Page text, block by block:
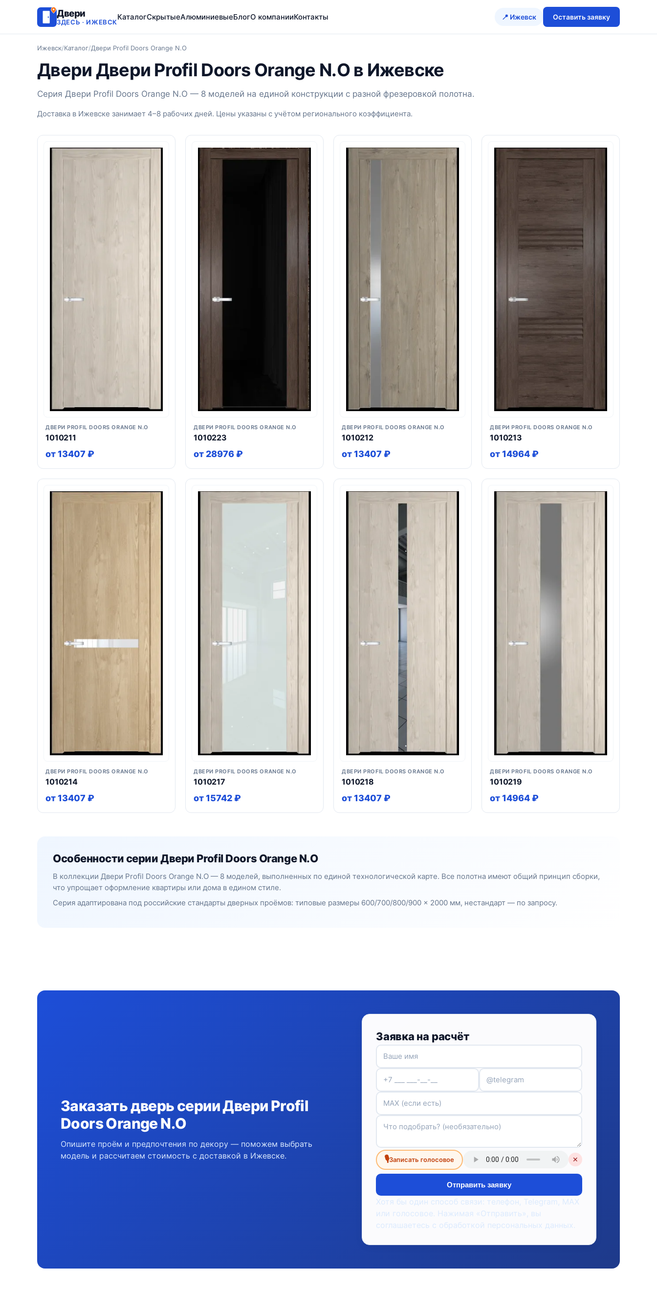
Двери
ЗДЕСЬ · ИЖЕВСК
КаталогСкрытыеАлюминиевыеБлогО компанииКонтакты 📍 Ижевск Оставить заявку
Ижевск/Каталог/Двери Profil Doors Orange N.O
Двери Двери Profil Doors Orange N.O в Ижевске
Серия Двери Profil Doors Orange N.O — 8 моделей на единой конструкции с разной фрезеровкой полотна.
Доставка в Ижевске занимает 4–8 рабочих дней. Цены указаны с учётом регионального коэффициента.
ДВЕРИ PROFIL DOORS ORANGE N.O
1010211
от 13407 ₽
ДВЕРИ PROFIL DOORS ORANGE N.O
1010223
от 28976 ₽
ДВЕРИ PROFIL DOORS ORANGE N.O
1010212
от 13407 ₽
ДВЕРИ PROFIL DOORS ORANGE N.O
1010213
от 14964 ₽
ДВЕРИ PROFIL DOORS ORANGE N.O
1010214
от 13407 ₽
ДВЕРИ PROFIL DOORS ORANGE N.O
1010217
от 15742 ₽
ДВЕРИ PROFIL DOORS ORANGE N.O
1010218
от 13407 ₽
ДВЕРИ PROFIL DOORS ORANGE N.O
1010219
от 14964 ₽
Особенности серии Двери Profil Doors Orange N.O
В коллекции Двери Profil Doors Orange N.O — 8 моделей, выполненных по единой технологической карте. Все полотна имеют общий принцип сборки,
что упрощает оформление квартиры или дома в едином стиле.
Серия адаптирована под российские стандарты дверных проёмов: типовые размеры 600/700/800/900 × 2000 мм, нестандарт — по запросу.
Заказать дверь серии Двери Profil
Doors Orange N.O
Опишите проём и предпочтения по декору — поможем выбрать
модель и рассчитаем стоимость с доставкой в Ижевске.
Заявка на расчёт
🎙Записать голосовое ✕
Отправить заявку
Хотя бы один способ связи: телефон, Telegram, MAX
или голосовое. Нажимая «Отправить», вы
соглашаетесь с обработкой персональных данных.